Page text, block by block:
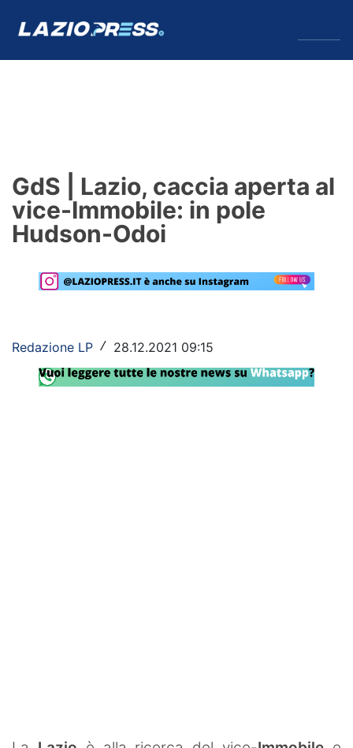
Formello
Infortuni
Primavera
Lazio Women
Rassegna Lazio
GdS | Lazio, caccia aperta al
vice-Immobile: in pole
Hudson-Odoi
Redazione LP / 28.12.2021 09:15